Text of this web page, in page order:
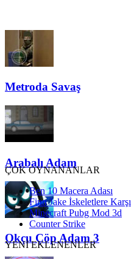
Metroda Savaş
Arabalı Adam
Okçu Çöp Adam 3
ÇOK OYNANANLAR
Ben 10 Macera Adası
Finn Jake İskeletlere Karşı
Minecraft Pubg Mod 3d
Counter Strike
YENİ EKLENENLER